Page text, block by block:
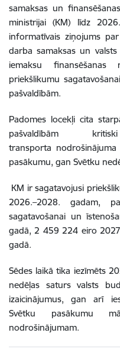
samaksas un
ministrijai (KM) līdz
informatīvais ziņojums
darba samaksas un
iemaksu finansēšanas
priekšlikumu
pašvaldībām.
Padomes locekļi cita
pašvaldībām
transporta
pasākumu, gan Svētku
KM ir sagatavojusi
2026.–2028. gadam,
sagatavošanai un
gadā, 2 459 224 eiro
gadā.
Sēdes laikā tika iezīmēts
nedēļas saturs valsts
izaicinājumus, gan arī
Svētku pasākumu
nodrošinājumam.